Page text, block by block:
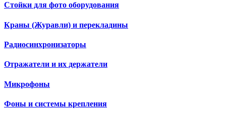
Стойки для фото оборудования
Краны (Журавли) и перекладины
Радиосинхронизаторы
Отражатели и их держатели
Микрофоны
Фоны и системы крепления